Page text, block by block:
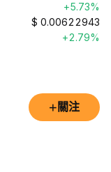
+5.73%
$ 0.00622943
+2.79%
+ 關注